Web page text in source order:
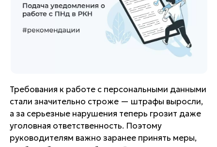
Требования к работе с персональными данными
стали значительно строже — штрафы выросли,
а за серьезные нарушения теперь грозит даже
уголовная ответственность. Поэтому
руководителям важно заранее принять меры,